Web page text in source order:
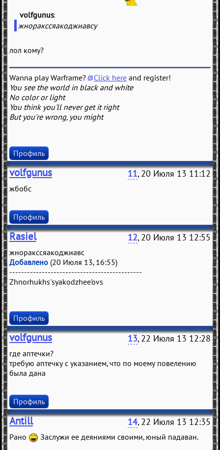
volfgunus
жноракссяакоджиавсу
лол кому?
Wanna play Warframe? Click here and register!
You see the world in black and white
No color or light
You think you'll never get it right
But you're wrong, you might
Профиль
volfgunus 11, 20 Июля 13 11:12
жбобс
Профиль
Rasiel 12, 20 Июля 13 12:55
жноракссяакоджиавс
Добавлено (20 Июля 13, 16:55)
---------------------------------------------
Zhnorhukhs'syakodzhee'ovs
Профиль
volfgunus 13, 22 Июля 13 12:28
где аптечки?
требую аптечку с указанием, что по моему повелению
была дана
Профиль
Antill 14, 22 Июля 13 12:35
Рано Заслужи ее деяниями своими, юный падаван.